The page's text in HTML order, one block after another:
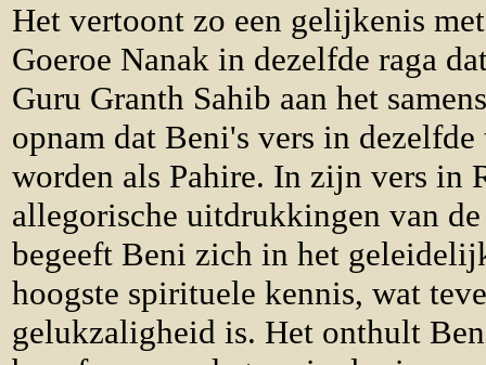
Het vertoont zo een gelijkenis
Goeroe Nanak in dezelfde raga
Guru Granth Sahib aan het
opnam dat Beni's vers in
worden als Pahire. In zijn vers in
allegorische uitdrukkingen van
begeeft Beni zich in het
hoogste spirituele kennis, wat
gelukzaligheid is. Het onthult